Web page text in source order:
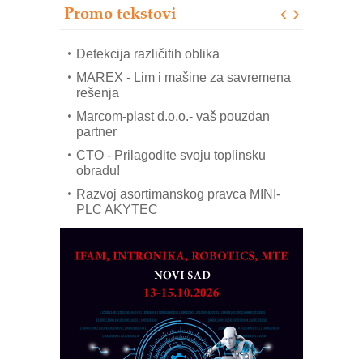
Promo tekstovi
ROSA i SCHUNK podižu proizvodnju
Detekcija različitih oblika
MAREX - Lim i mašine za savremena
rešenja
Marcom-plast d.o.o.- vaš pouzdan
partner
CTO - Prilagodite svoju toplinsku
obradu!
Razvoj asortimanskog pravca MINI-
PLC AKYTEC
dostupan u Srbiji
MOTOMAN – NEXT-Robotika vođena
veštačkom inteligencijom
I.SAFE MOBILE revolucioniše
industrijsku automatizaciju
pionirskimmobile operator PANEL-OM